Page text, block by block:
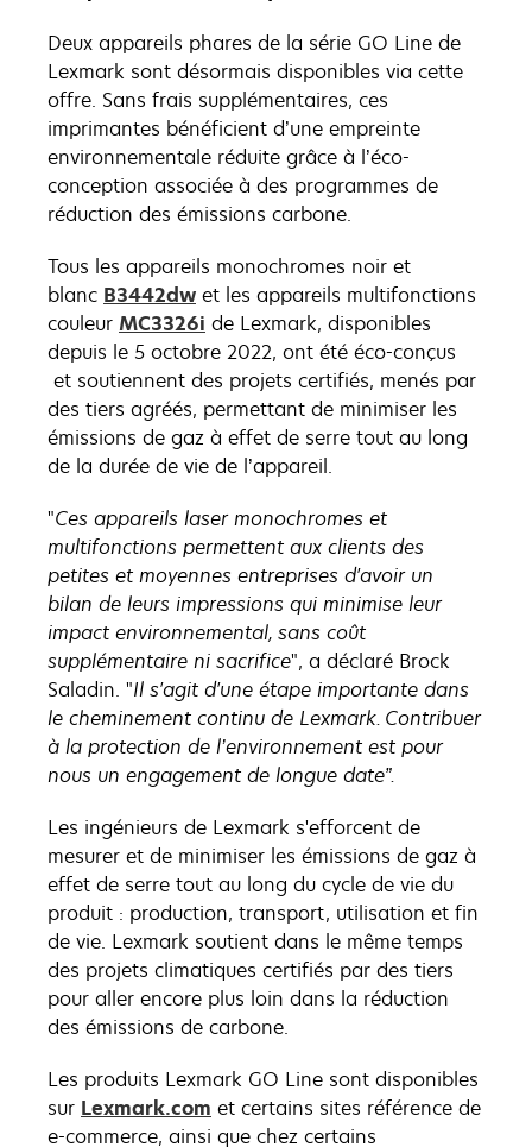
Deux appareils phares de la série GO Line de
Lexmark sont désormais disponibles via cette
offre. Sans frais supplémentaires, ces
imprimantes bénéficient d’une empreinte
environnementale réduite grâce à l’éco-
conception associée à des programmes de
réduction des émissions carbone.
Tous les appareils monochromes noir et
blanc B3442dw et les appareils multifonctions
couleur MC3326i de Lexmark, disponibles
depuis le 5 octobre 2022, ont été éco-conçus
et soutiennent des projets certifiés, menés par
des tiers agréés, permettant de minimiser les
émissions de gaz à effet de serre tout au long
de la durée de vie de l’appareil.
"Ces appareils laser monochromes et
multifonctions permettent aux clients des
petites et moyennes entreprises d'avoir un
bilan de leurs impressions qui minimise leur
impact environnemental, sans coût
supplémentaire ni sacrifice", a déclaré Brock
Saladin. "Il s'agit d'une étape importante dans
le cheminement continu de Lexmark. Contribuer
à la protection de l’environnement est pour
nous un engagement de longue date”.
Les ingénieurs de Lexmark s'efforcent de
mesurer et de minimiser les émissions de gaz à
effet de serre tout au long du cycle de vie du
produit : production, transport, utilisation et fin
de vie. Lexmark soutient dans le même temps
des projets climatiques certifiés par des tiers
pour aller encore plus loin dans la réduction
des émissions de carbone.
Les produits Lexmark GO Line sont disponibles
sur Lexmark.com et certains sites référence de
e-commerce, ainsi que chez certains